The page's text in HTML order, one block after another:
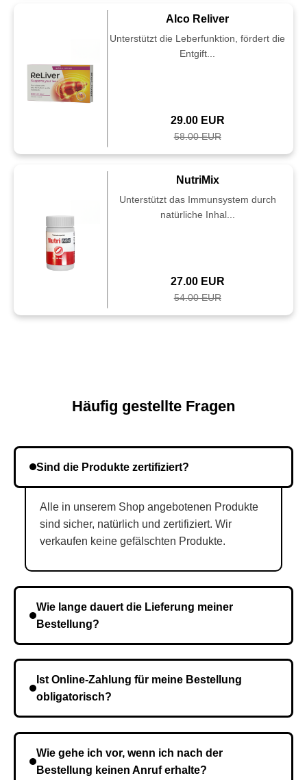
Alco Reliver
Unterstützt die Leberfunktion, fördert die
Entgift...
29.00 EUR
58.00 EUR
NutriMix
Unterstützt das Immunsystem durch
natürliche Inhal...
27.00 EUR
54.00 EUR
Häufig gestellte Fragen
Sind die Produkte zertifiziert?
Alle in unserem Shop angebotenen Produkte
sind sicher, natürlich und zertifiziert. Wir
verkaufen keine gefälschten Produkte.
Wie lange dauert die Lieferung meiner
Bestellung?
Kurierdienst und die Zeit hängt davon ab.
Ist Online-Zahlung für meine Bestellung
obligatorisch?
Wie gehe ich vor, wenn ich nach der
Bestellung keinen Anruf erhalte?